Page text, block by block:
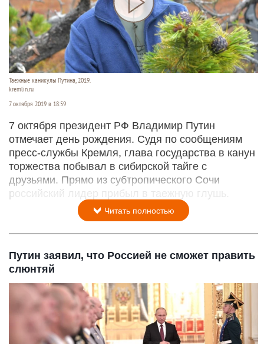
Таежные каникулы Путина, 2019.
kremlin.ru
7 октября 2019 в 18:59
7 октября президент РФ Владимир Путин
отмечает день рождения. Судя по сообщениям
пресс-службы Кремля, глава государства в канун
торжества побывал в сибирской тайге с
друзьями. Прямо из субтропического Сочи
российский лидер прибыл в таежную глушь.
Читать полностью
Путин заявил, что Россией не сможет править
слюнтяй